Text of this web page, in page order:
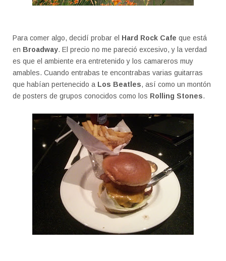
Para comer algo, decidí probar el Hard Rock Cafe que está
en Broadway. El precio no me pareció excesivo, y la verdad
es que el ambiente era entretenido y los camareros muy
amables. Cuando entrabas te encontrabas varias guitarras
que habían pertenecido a Los Beatles, así como un montón
de posters de grupos conocidos como los Rolling Stones.